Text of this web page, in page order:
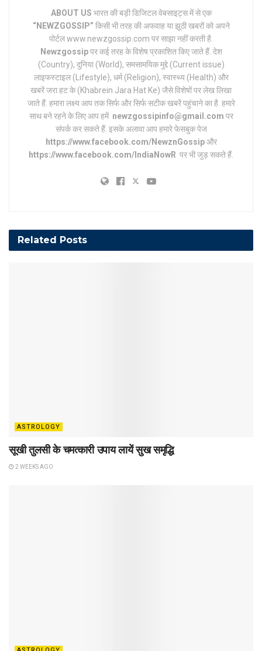
ABOUT US भारत की बड़ी डिजिटल वेबसाइट्स में से एक
“NEWZGOSSIP” किसी भी तरह की अफवाह या झूठी खबरों को अपने
पोर्टल www.newzgossip.com पर साझा नहीं करती है.
Newzgossipपर कई तरह के विशेष प्रकाशित किए जाते हैं. देश
(Country), दुनिया (World), समसामयिक मुद्दे (Current issue)
लाइफस्टाइल (Lifestyle), धर्म (Religion), स्वास्थ्य (Health) और
खबरें जरा हट के (Khabrein Jara Hat Ke) जैसे विशेषों पर लेख लिखा
जाते हैं. हमारा लक्ष्य आप तक सिर्फ और सिर्फ सटीक खबरें पहुंचाने का है. हमारे
साथ बने रहने के लिए आप हमें newzgossipinfo@gmail.com पर
संपर्क कर सकते हैं. इसके अलावा आप हमारे फेसबुक पेज
https://www.facebook.com/NewznGossipऔर
https://www.facebook.com/IndiaNowR पर भी जुड़ सकते हैं.
Related Posts
ASTROLOGY
सूखी तुलसी के चमत्कारी उपाय लायें सुख समृद्धि
2 WEEKS AGO